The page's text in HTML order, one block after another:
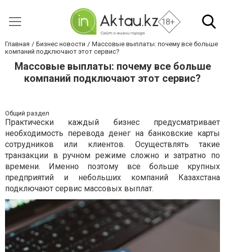
18+
Главная Бизнес новости
Массовые выплаты: почему все больше
компаний подключают этот сервис?
Массовые выплаты: почему все больше
компаний подключают этот сервис?
Общий раздел
Практически каждый бизнес предусматривает
необходимость перевода денег на банковские карты
сотрудников или клиентов. Осуществлять такие
транзакции в ручном режиме сложно и затратно по
времени. Именно поэтому все больше крупных
предприятий и небольших компаний Казахстана
подключают сервис массовых выплат.